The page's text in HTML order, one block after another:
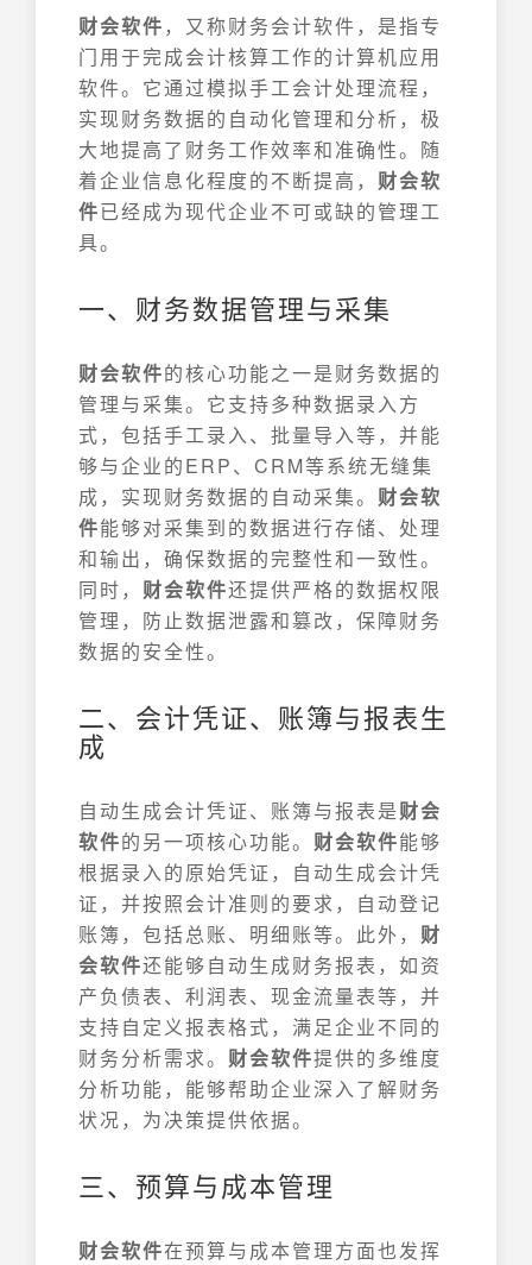
财会软件 ，又称财务会计软件，是指专
门用于完成会计核算工作的计算机应用
软件。它通过模拟手工会计处理流程，
实现财务数据的自动化管理和分析，极
大地提高了财务工作效率和准确性。随
着企业信息化程度的不断提高， 财会软
件已经成为现代企业不可或缺的管理工
具。
一、财务数据管理与采集
财会软件的核心功能之一是财务数据的
管理与采集。它支持多种数据录入方
式，包括手工录入、批量导入等，并能
够与企业的ERP、CRM等系统无缝集
成，实现财务数据的自动采集。 财会软
件能够对采集到的数据进行存储、处理
和输出，确保数据的完整性和一致性。
同时， 财会软件还提供严格的数据权限
管理，防止数据泄露和篡改，保障财务
数据的安全性。
二、会计凭证、账簿与报表生
成
自动生成会计凭证、账簿与报表是财会
软件的另一项核心功能。 财会软件能够
根据录入的原始凭证，自动生成会计凭
证，并按照会计准则的要求，自动登记
账簿，包括总账、明细账等。此外， 财
会软件还能够自动生成财务报表，如资
产负债表、利润表、现金流量表等，并
支持自定义报表格式，满足企业不同的
财务分析需求。 财会软件提供的多维度
分析功能，能够帮助企业深入了解财务
状况，为决策提供依据。
三、预算与成本管理
财会软件在预算与成本管理方面也发挥